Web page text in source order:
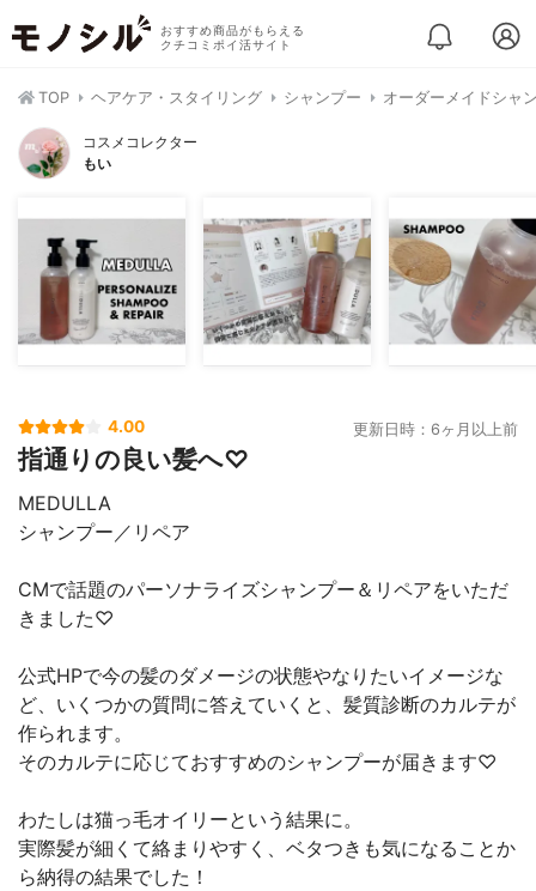
おすすめ商品がもらえる
クチコミポイ活サイト
TOP ヘアケア・スタイリング シャンプー オーダーメイドシャ
コスメコレクター
もい
4.00 更新日時：6ヶ月以上前
指通りの良い髪へ♡
MEDULLA
シャンプー／リペア
CMで話題のパーソナライズシャンプー＆リペアをいただ
きました♡
公式HPで今の髪のダメージの状態やなりたいイメージな
ど、いくつかの質問に答えていくと、髪質診断のカルテが
作られます。
そのカルテに応じておすすめのシャンプーが届きます♡
わたしは猫っ毛オイリーという結果に。
実際髪が細くて絡まりやすく、ベタつきも気になることか
ら納得の結果でした！